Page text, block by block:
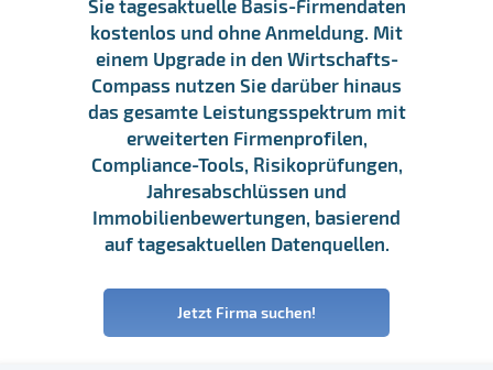
Sie tagesaktuelle Basis-Firmendaten
kostenlos und ohne Anmeldung. Mit
einem Upgrade in den Wirtschafts-
Compass nutzen Sie darüber hinaus
das gesamte Leistungsspektrum mit
erweiterten Firmenprofilen,
Compliance-Tools, Risikoprüfungen,
Jahresabschlüssen und
Immobilienbewertungen, basierend
auf tagesaktuellen Datenquellen.
Jetzt Firma suchen!